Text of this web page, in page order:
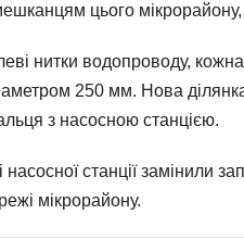
цього
нитки водопроводу,
250 мм. Нова
з насосною станцією.
станції замінили
мікрорайону.